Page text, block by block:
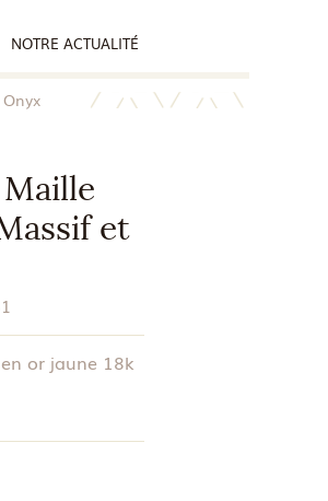
NOTRE ACTUALITÉ
et
or jaune 18k